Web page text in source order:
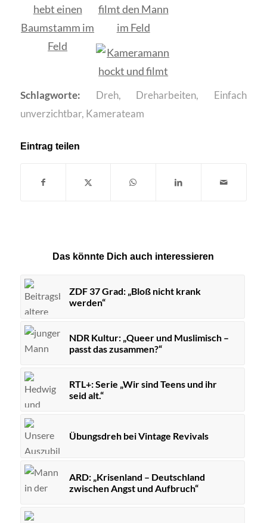
Schlagworte: Dreh, Dreharbeiten, Einfach
unverzichtbar, Kamerateam
Eintrag teilen
Das könnte Dich auch interessieren
ZDF 37 Grad: „Bloß nicht krank
werden“
NDR Kultur: „Queer und Muslimisch –
passt das zusammen?“
RTL+: Serie „Wir sind Teens und ihr
seid alt.“
Übungsdreh bei Vintage Revivals
ARD: „Krisenland – Deutschland
zwischen Angst und Aufbruch“